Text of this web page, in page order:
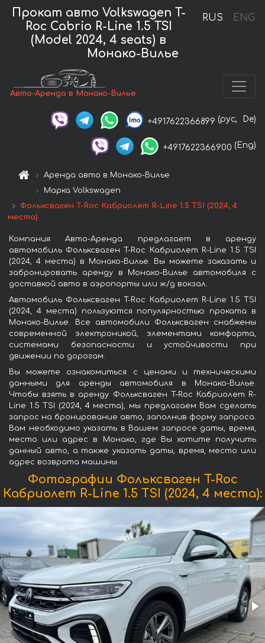
RUS ENG
Прокат авто Volkswagen T-
Roc Cabrio R-Line 1.5 TSI
(Model 2024, 4 seats) в
Монако-Вилье
Авто-Аренда в Монако-Вилье
+4917622366899 (рус, De)
+4917622366900 (Eng)
Аренда авто в Монако-Вилье
Марка Volkswagen
Фольксваген T-Roc Кабриолет R-Line 1.5 TSI (2024, 4
места)
Компания Авто-Аренда предлагает в аренду
автомобиль Фольксваген T-Roc Кабриолет R-Line 1.5 TSI
(2024, 4 места) в Монако-Вилье. Вы можете заказать и
забронировать аренду в Монако-Вилье автомобиля с
доставкой авто в аэропорты или ж/д вокзал.
Автомобиль Фольксваген T-Roc Кабриолет R-Line 1.5 TSI
(2024, 4 места) пользуются популярностью проката в
Монако-Вилье. Все автомобили Фольксваген снабжены
современной электроникой, элементами комфорта,
системами безопасности и устойчивости при
движении по дорогам.
Вы можете ознакомиться с ценами и техническими
данными для аренды автомобиля в Монако-Вилье.
Чтобы взять в аренду Фольксваген T-Roc Кабриолет R-
Line 1.5 TSI (2024, 4 места), мы предлагаем Вам сделать
запрос на бронирование авто, заполнив форму запроса.
Вам необходимо указать в Вашем запросе даты, время,
место или адрес в Монако, где Вы хотите получить
данный авто, а также указать даты, время, место или
адрес возврата машины.
Фотографии Фольксваген T-Roc
Кабриолет R-Line 1.5 TSI (2024, 4 места):